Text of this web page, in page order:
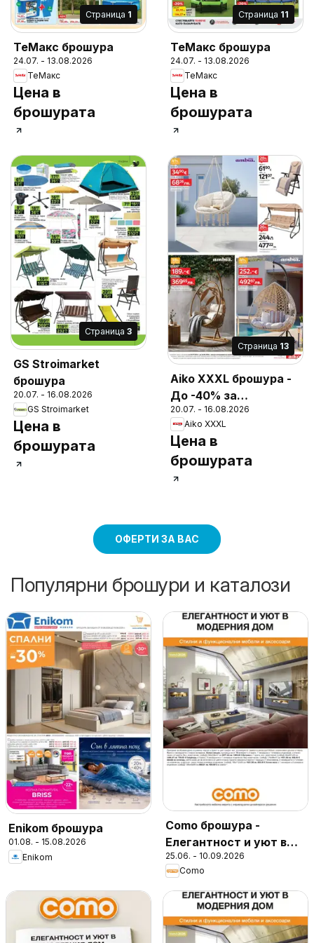
Cтраница 1
ТеMакс брошура
24.07. - 13.08.2026
ТеMакс
Цена в
брошурата
Cтраница 11
ТеMакс брошура
24.07. - 13.08.2026
ТеMакс
Цена в
брошурата
Cтраница 3
GS Stroimarket
брошура
20.07. - 16.08.2026
GS Stroimarket
Цена в
брошурата
Cтраница 13
Aiko XXXL брошура -
До -40% за
Градински мебели и
аксесоари
20.07. - 16.08.2026
Aiko XXXL
Цена в
брошурата
ОФЕРТИ ЗА ВАС
Популярни брошури и каталози
Enikom брошура
01.08. - 15.08.2026
Enikom
Como брошура -
Елегантност и уют в
модерния дом
25.06. - 10.09.2026
Como